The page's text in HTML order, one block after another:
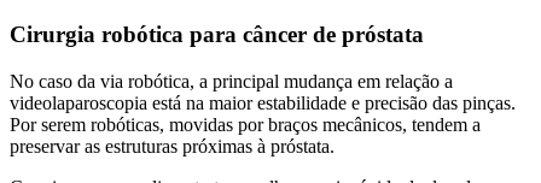
Cirurgia robótica para câncer de próstata
No caso da via robótica, a principal mudança em relação a
videolaparoscopia está na maior estabilidade e precisão das pinças.
Por serem robóticas, movidas por braços mecânicos, tendem a
preservar as estruturas próximas à próstata.